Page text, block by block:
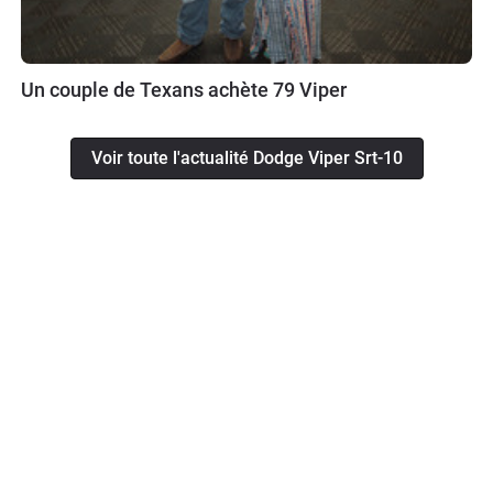
Un couple de Texans achète 79 Viper
Voir toute l'actualité Dodge Viper Srt-10